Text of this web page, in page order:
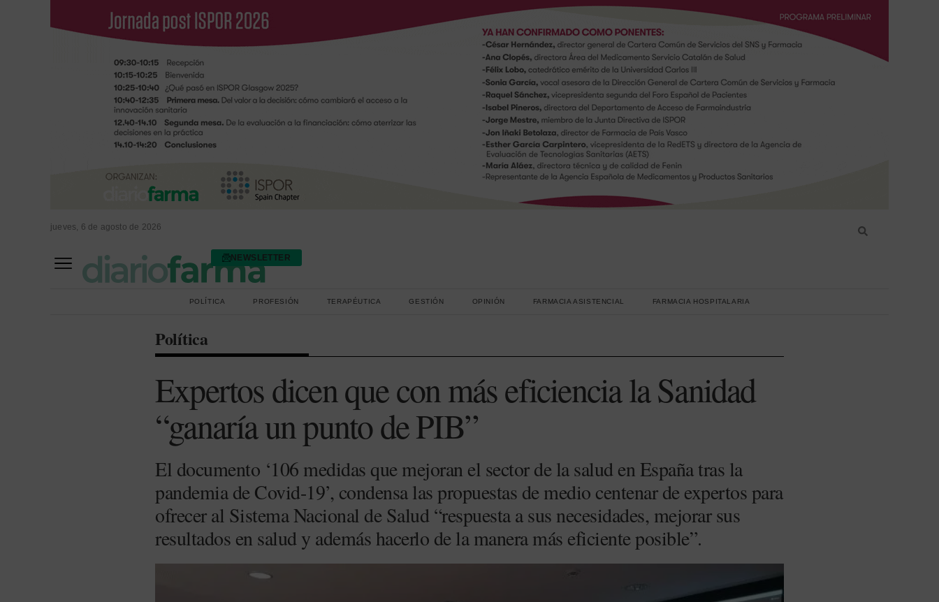
jueves, 6 de agosto de 2026
NEWSLETTER
POLÍTICA PROFESIÓN TERAPÉUTICA GESTIÓN OPINIÓN FARMACIA ASISTENCIAL FARMACIA HOSPITALARIA
Política
Expertos dicen que con más eficiencia la Sanidad
“ganaría un punto de PIB”
El documento ‘106 medidas que mejoran el sector de la salud en España tras la
pandemia de Covid-19’, condensa las propuestas de medio centenar de expertos para
ofrecer al Sistema Nacional de Salud “respuesta a sus necesidades, mejorar sus
resultados en salud y además hacerlo de la manera más eficiente posible”.